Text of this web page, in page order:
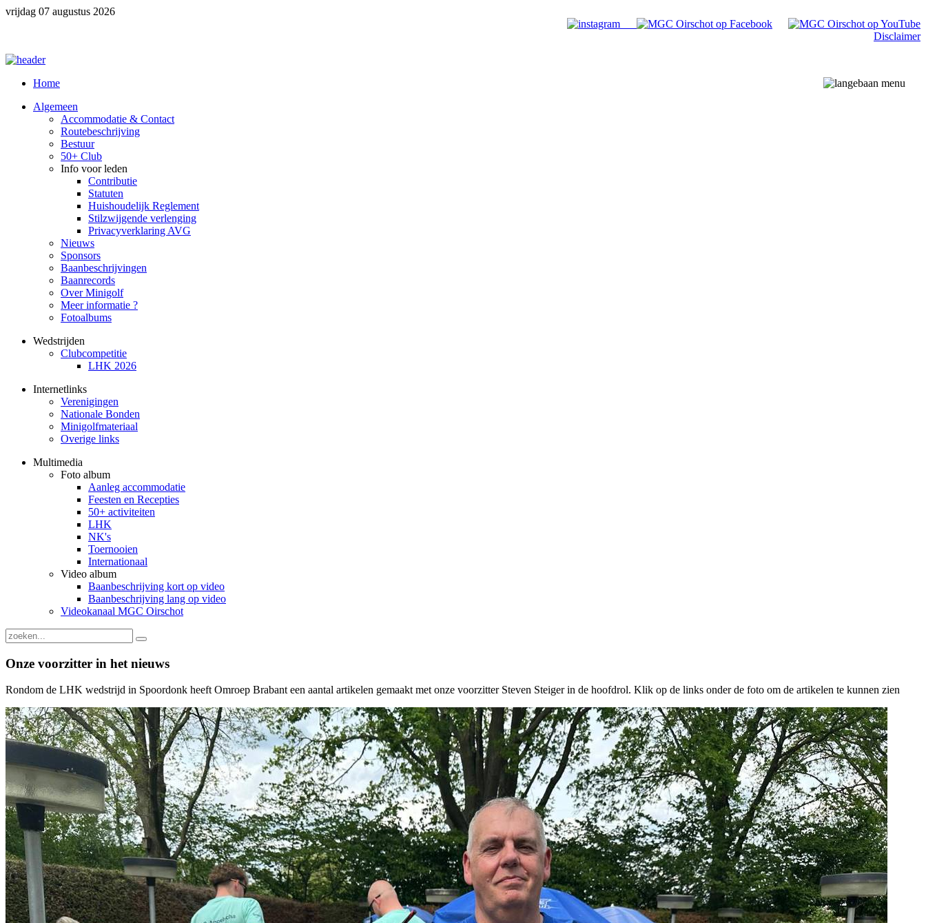
vrijdag 07 augustus 2026
Disclaimer
Home
Algemeen
Accommodatie & Contact
Routebeschrijving
Bestuur
50+ Club
Info voor leden
Contributie
Statuten
Huishoudelijk Reglement
Stilzwijgende verlenging
Privacyverklaring AVG
Nieuws
Sponsors
Baanbeschrijvingen
Baanrecords
Over Minigolf
Meer informatie ?
Fotoalbums
Wedstrijden
Clubcompetitie
LHK 2026
Internetlinks
Verenigingen
Nationale Bonden
Minigolfmateriaal
Overige links
Multimedia
Foto album
Aanleg accommodatie
Feesten en Recepties
50+ activiteiten
LHK
NK's
Toernooien
Internationaal
Video album
Baanbeschrijving kort op video
Baanbeschrijving lang op video
Videokanaal MGC Oirschot
Onze voorzitter in het nieuws
Rondom de LHK wedstrijd in Spoordonk heeft Omroep Brabant een aantal artikelen gemaakt met onze voorzitter Steven Steiger in de hoofdrol. Klik op de links onder de foto om de artikelen te kunnen zien